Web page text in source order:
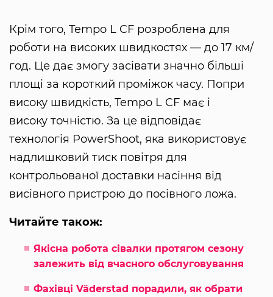
Крім того, Tempo L CF розроблена для
роботи на високих швидкостях — до 17 км/
год. Це дає змогу засівати значно більші
площі за короткий проміжок часу. Попри
високу швидкість, Tempo L CF має і
високу точністю. За це відповідає
технологія PowerShoot, яка використовує
надлишковий тиск повітря для
контрольованої доставки насіння від
висівного пристрою до посівного ложа.
Читайте також:
Якісна робота сівалки протягом сезону
залежить від вчасного обслуговування
Фахівці Väderstad порадили, як обрати